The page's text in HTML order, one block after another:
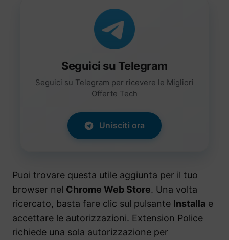
Seguici su Telegram
Seguici su Telegram per ricevere le Migliori
Offerte Tech
Unisciti ora
Puoi trovare questa utile aggiunta per il tuo
browser nel Chrome Web Store. Una volta
ricercato, basta fare clic sul pulsante Installa e
accettare le autorizzazioni. Extension Police
richiede una sola autorizzazione per